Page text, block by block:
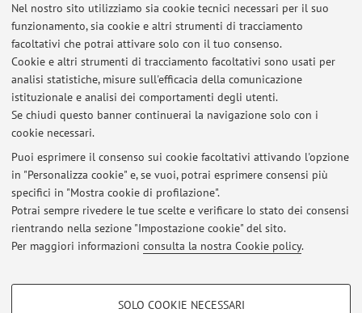
Nel nostro sito utilizziamo sia cookie tecnici necessari per il suo
funzionamento, sia cookie e altri strumenti di tracciamento
facoltativi che potrai attivare solo con il tuo consenso.
Cookie e altri strumenti di tracciamento facoltativi sono usati per
analisi statistiche, misure sull'efficacia della comunicazione
istituzionale e analisi dei comportamenti degli utenti.
Se chiudi questo banner continuerai la navigazione solo con i
cookie necessari.
Puoi esprimere il consenso sui cookie facoltativi attivando l'opzione
in "Personalizza cookie" e, se vuoi, potrai esprimere consensi più
specifici in "Mostra cookie di profilazione".
Potrai sempre rivedere le tue scelte e verificare lo stato dei consensi
rientrando nella sezione "Impostazione cookie" del sito.
Per maggiori informazioni consulta la nostra Cookie policy.
COOKIE DI PROFILAZIONE - FACOLTATIVI
SOLO COOKIE NECESSARI
Ultimi avvisi
Al momento non sono presenti avvisi.
Area riservata
Accedi tramiteloginper gestire tutti i contenuti del sito.
© 2026 - ALMA MATER STUDIORUM - Università di Bologna - Via
Zamboni, 33 - 40126 Bologna - Partita IVA: 01131710376